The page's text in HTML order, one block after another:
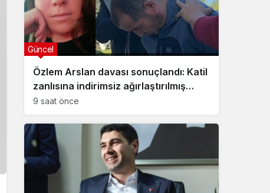
Özlem Arslan davası sonuçlandı: Katil
zanlısına indirimsiz ağırlaştırılmış
müebbet hapis cezası verildi
9 saat önce
Güncel